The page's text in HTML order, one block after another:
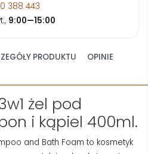
388 443
9:00—15:00
PRODUKTU
OPINIE
żel pod
i kąpiel 400ml.
and Bath Foam to kosmetyk